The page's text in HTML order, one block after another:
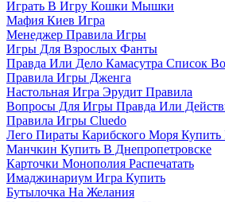
Играть В Игру Кошки Мышки
Мафия Киев Игра
Менеджер Правила Игры
Игры Для Взрослых Фанты
Правда Или Дело Камасутра Список
Правила Игры Дженга
Настольная Игра Эрудит Правила
Вопросы Для Игры Правда Или
Правила Игры Cluedo
Лего Пираты Карибского Моря
Манчкин Купить В Днепропетровске
Карточки Монополия Распечатать
Имаджинариум Игра Купить
Бутылочка На Желания